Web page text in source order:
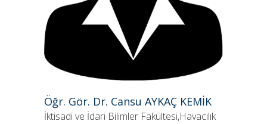
Öğr. Gör. Dr. Cansu AYKAÇ KEMİK
İktisadi ve İdari Bilimler Fakültesi,Havacılık